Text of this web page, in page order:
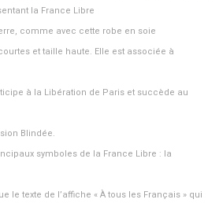
la France Libre
comme avec cette robe en soie
et taille haute. Elle est associée à
à la Libération de Paris et succède au
Blindée.
symboles de la France Libre : la
le texte de l’affiche « À tous les Français » qui